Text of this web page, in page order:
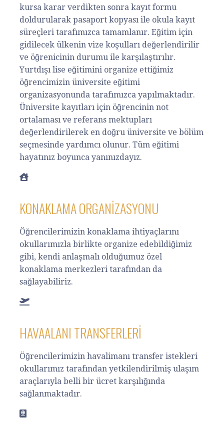
kursa karar verdikten sonra kayıt formu
doldurularak pasaport kopyası ile okula kayıt
süreçleri tarafımızca tamamlanır. Eğitim için
gidilecek ülkenin vize koşulları değerlendirilir
ve öğrenicinin durumu ile karşılaştırılır.
Yurtdışı lise eğitimini organize ettiğimiz
öğrencimizin üniversite eğitimi
organizasyonunda tarafımızca yapılmaktadır.
Üniversite kayıtları için öğrencinin not
ortalaması ve referans mektupları
değerlendirilerek en doğru üniversite ve bölüm
seçmesinde yardımcı olunur. Tüm eğitimi
hayatınız boyunca yanınızdayız.
KONAKLAMA ORGANIZASYONU
Öğrencilerimizin konaklama ihtiyaçlarını
okullarımızla birlikte organize edebildiğimiz
gibi, kendi anlaşmalı olduğumuz özel
konaklama merkezleri tarafından da
sağlayabiliriz.
HAVAALANI TRANSFERLERI
Öğrencilerimizin havalimanı transfer istekleri
okullarımız tarafından yetkilendirilmiş ulaşım
araçlarıyla belli bir ücret karşılığında
sağlanmaktadır.